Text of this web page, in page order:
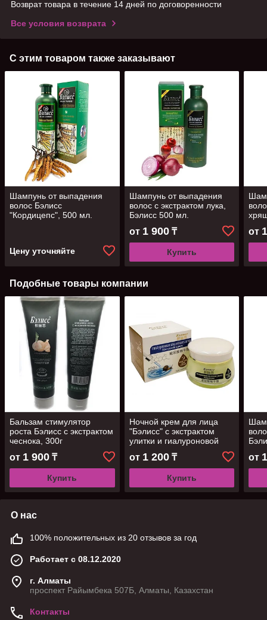
Возврат товара в течение 14 дней по договоренности
Все условия возврата
С этим товаром также заказывают
Шампунь от выпадения
волос Бэлисс
"Кордицепс", 500 мл.
Цену уточняйте
Шампунь от выпадения
волос с экстрактом лука,
Бэлисс 500 мл.
от 1 900₸
Купить
от
Подобные товары компании
Бальзам стимулятор
роста Бэлисс с экстрактом
чеснока, 300г
от 1 900 ₸
Купить
Ночной крем для лица
"Бэлисс" с экстрактом
улитки и гиалуроновой
от 1 200₸
Купить
от
О нас
100% положительных из 20 отзывов за год
Работает с 08.12.2020
г. Алматы
проспект Райымбека 507Б, Алматы, Казахстан
Контакты